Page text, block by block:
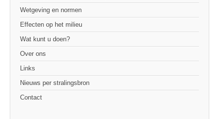
Wetgeving en normen
Effecten op het milieu
Wat kunt u doen?
Over ons
Links
Nieuws per stralingsbron
Contact